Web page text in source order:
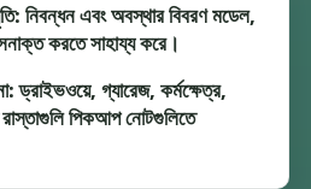
নিবন্ধন এবং অবস্থার বিবরণ মডেল,
করতে সাহায্য করে।
ড্রাইভওয়ে, গ্যারেজ, কর্মক্ষেত্র,
রাস্তাগুলি পিকআপ নোটগুলিতে